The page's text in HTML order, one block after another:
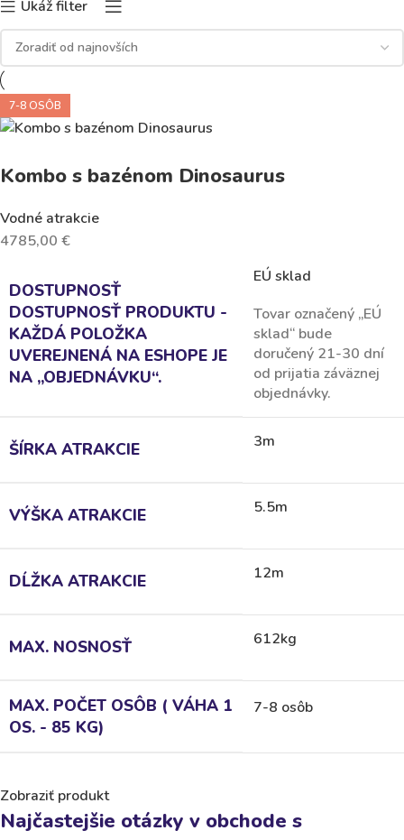
Ukáž filter
7-8 OSÔB
Kombo s bazénom Dinosaurus
Vodné atrakcie
4785,00 €
DOSTUPNOSŤ
DOSTUPNOSŤ PRODUKTU -
KAŽDÁ POLOŽKA
UVEREJNENÁ NA ESHOPE JE
NA „OBJEDNÁVKU“.
EÚ sklad
Tovar označený „EÚ
sklad“ bude
doručený 21-30 dní
od prijatia záväznej
objednávky.
ŠÍRKA ATRAKCIE 3m
VÝŠKA ATRAKCIE 5.5m
DĹŽKA ATRAKCIE 12m
MAX. NOSNOSŤ 612kg
MAX. POČET OSÔB ( VÁHA 1
OS. - 85 KG)
7-8 osôb
Zobraziť produkt
Najčastejšie otázky v obchode s